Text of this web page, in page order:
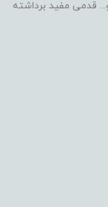
قدمی مفید برداشته